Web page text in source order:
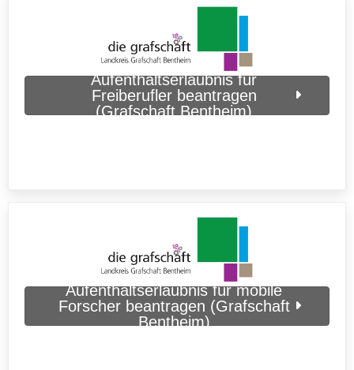
Aufenthaltserlaubnis für
Freiberufler beantragen
(Grafschaft Bentheim)
Aufenthaltserlaubnis für mobile
Forscher beantragen (Grafschaft
Bentheim)